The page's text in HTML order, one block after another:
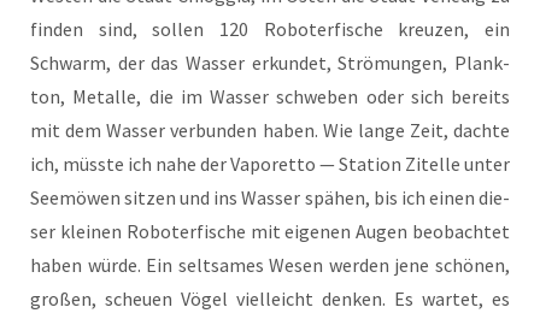
fin­den sind, sol­len 120 Robo­ter­fi­sche kreu­zen, ein
Schwarm, der das Was­ser erkun­det, Strö­mun­gen, Plank­
ton, Metal­le, die im Was­ser schwe­ben oder sich bereits
mit dem Was­ser ver­bun­den haben. Wie lan­ge Zeit, dach­te
ich, müss­te ich nahe der Vapo­ret­to — Sta­ti­on Zitel­le unter
See­mö­wen sit­zen und ins Was­ser spä­hen, bis ich einen die­
ser klei­nen Robo­ter­fi­sche mit eige­nen Augen beob­ach­tet
haben wür­de. Ein selt­sa­mes Wesen wer­den jene schö­nen,
gro­ßen, scheu­en Vögel viel­leicht den­ken. Es war­tet, es